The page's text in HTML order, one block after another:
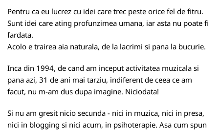
Pentru ca eu lucrez cu idei care trec peste orice fel de fitru.
Sunt idei care ating profunzimea umana, iar asta nu poate fi
fardata.
Acolo e trairea aia naturala, de la lacrimi si pana la bucurie.
Inca din 1994, de cand am inceput activitatea muzicala si
pana azi, 31 de ani mai tarziu, indiferent de ceea ce am
facut, nu m-am dus dupa imagine. Niciodata!
Si nu am gresit nicio secunda - nici in muzica, nici in presa,
nici in blogging si nici acum, in psihoterapie. Asa cum spun